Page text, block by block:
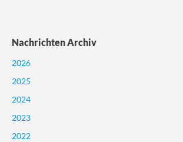
Nachrichten Archiv
2026
2025
2024
2023
2022